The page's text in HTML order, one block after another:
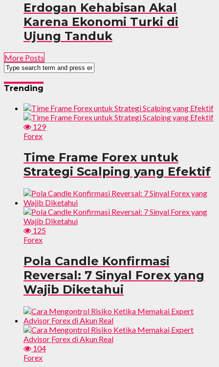
Erdogan Kehabisan Akal
Karena Ekonomi Turki di
Ujung Tanduk
More Posts
Trending
129
Forex
Time Frame Forex untuk
Strategi Scalping yang Efektif
125
Forex
Pola Candle Konfirmasi
Reversal: 7 Sinyal Forex yang
Wajib Diketahui
104
Forex